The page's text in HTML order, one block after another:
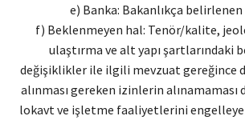
e) Banka: Bakanlıkça belirlenen
f) Beklenmeyen hal: Tenör/kalite,
ulaştırma ve alt yapı şartlarındaki
değişiklikler ile ilgili mevzuat gereğince
alınması gereken izinlerin alınamaması
lokavt ve işletme faaliyetlerini